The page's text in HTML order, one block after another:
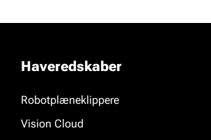
Haveredskaber
Robotplæneklippere
Vision Cloud